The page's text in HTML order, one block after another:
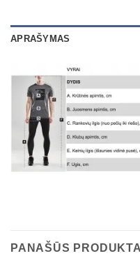
APRAŠYMAS
PANAŠŪS PRODUKTAI